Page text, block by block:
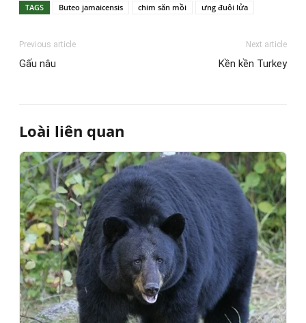
TAGS Buteo jamaicensis chim săn mồi ưng đuôi lửa
Previous article
Gấu nâu
Next article
Kền kền Turkey
Loài liên quan